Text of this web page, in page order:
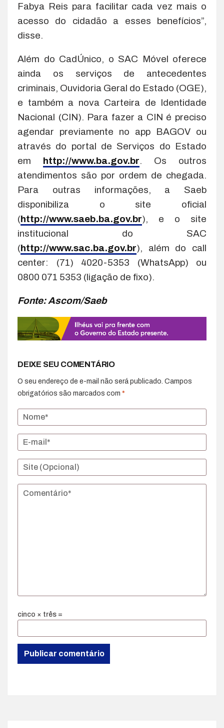
Fabya Reis para facilitar cada vez mais o
acesso do cidadão a esses benefícios”,
disse.
Além do CadÚnico, o SAC Móvel oferece
ainda os serviços de antecedentes
criminais, Ouvidoria Geral do Estado (OGE),
e também a nova Carteira de Identidade
Nacional (CIN). Para fazer a CIN é preciso
agendar previamente no app BAGOV ou
através do portal de Serviços do Estado
em http://www.ba.gov.br. Os outros
atendimentos são por ordem de chegada.
Para outras informações, a Saeb
disponibiliza o site oficial
(http://www.saeb.ba.gov.br), e o site
institucional do SAC
(http://www.sac.ba.gov.br), além do call
center: (71) 4020-5353 (WhatsApp) ou
0800 071 5353 (ligação de fixo).
Fonte: Ascom/Saeb
DEIXE SEU COMENTÁRIO
O seu endereço de e-mail não será publicado. Campos
obrigatórios são marcados com *
cinco × três =